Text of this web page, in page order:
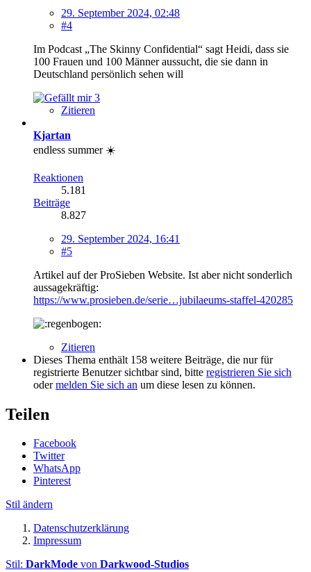
29. September 2024, 02:48
#4
Im Podcast „The Skinny Confidential“ sagt Heidi, dass sie
100 Frauen und 100 Männer aussucht, die sie dann in
Deutschland persönlich sehen will
3
Zitieren
Kjartan
endless summer ☀️
Reaktionen
5.181
Beiträge
8.827
29. September 2024, 16:41
#5
Artikel auf der ProSieben Website. Ist aber nicht sonderlich
aussagekräftig:
https://www.prosieben.de/serie…jubilaeums-staffel-420285
Zitieren
Dieses Thema enthält 158 weitere Beiträge, die nur für
registrierte Benutzer sichtbar sind, bitte registrieren Sie sich
odermelden Sie sich an um diese lesen zu können.
Teilen
Facebook
Twitter
WhatsApp
Pinterest
Stil ändern
Datenschutzerklärung
Impressum
Stil: DarkMode von Darkwood-Studios